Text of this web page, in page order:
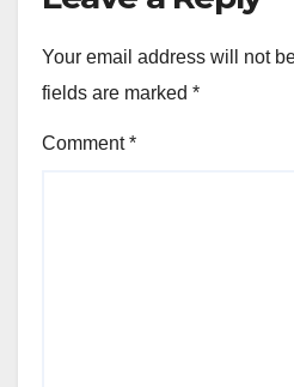
Your email address will not
fields are marked *
Comment*